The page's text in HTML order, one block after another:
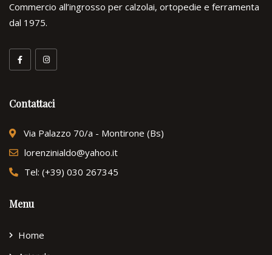
Commercio all’ingrosso per calzolai, ortopedie e ferramenta
dal 1975.
Contattaci
Via Palazzo 70/a - Montirone (Bs)
lorenzinialdo@yahoo.it
Tel: (+39) 030 267345
Menu
Home